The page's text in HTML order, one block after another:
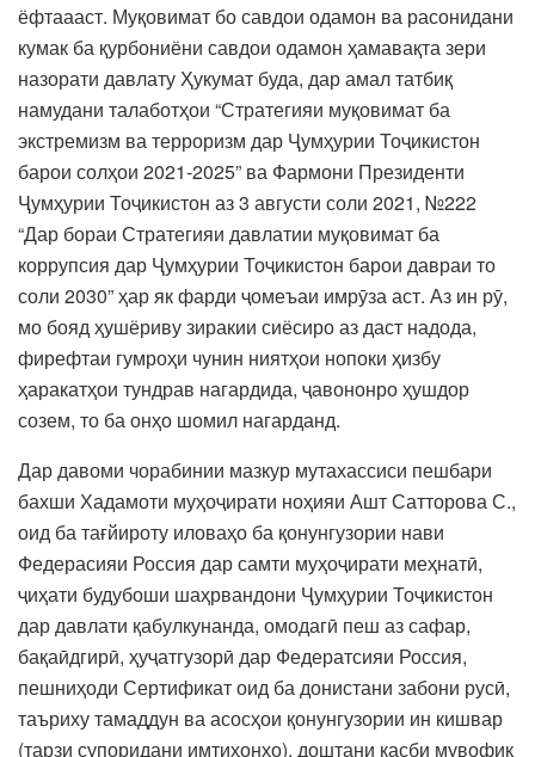
ёфтаааст. Муқовимат бо савдои одамон ва расонидани
кумак ба қурбониёни савдои одамон ҳамавақта зери
назорати давлату Ҳукумат буда, дар амал татбиқ
намудани талаботҳои “Стратегияи муқовимат ба
экстремизм ва терроризм дар Ҷумҳурии Тоҷикистон
барои солҳои 2021-2025” ва Фармони Президенти
Ҷумҳурии Тоҷикистон аз 3 августи соли 2021, №222
“Дар бораи Стратегияи давлатии муқовимат ба
коррупсия дар Ҷумҳурии Тоҷикистон барои давраи то
соли 2030” ҳар як фарди ҷомеъаи имрӯза аст. Аз ин рӯ,
мо бояд ҳушёриву зиракии сиёсиро аз даст надода,
фирефтаи гумроҳи чунин ниятҳои нопоки ҳизбу
ҳаракатҳои тундрав нагардида, ҷавононро ҳушдор
созем, то ба онҳо шомил нагарданд.
Дар давоми чорабинии мазкур мутахассиси пешбари
бахши Хадамоти муҳоҷирати ноҳияи Ашт Сатторова С.,
оид ба тағйироту иловаҳо ба қонунгузории нави
Федерасияи Россия дар самти муҳоҷирати меҳнатӣ,
ҷиҳати будубоши шаҳрвандони Ҷумҳурии Тоҷикистон
дар давлати қабулкунанда, омодагӣ пеш аз сафар,
бақаӣдгирӣ, ҳуҷатгузорӣ дар Федератсияи Россия,
пешниҳоди Сертификат оид ба донистани забони русӣ,
таъриху тамаддун ва асосҳои қонунгузории ин кишвар
(тарзи супоридани имтиҳонҳо), доштани касби мувофиқ